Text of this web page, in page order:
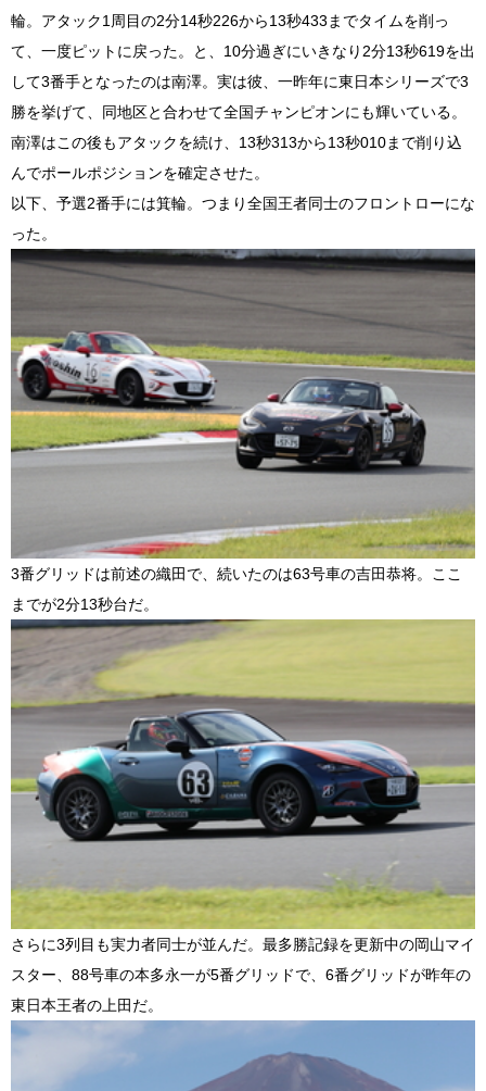
輪。アタック1周目の2分14秒226から13秒433までタイムを削っ
て、一度ピットに戻った。と、10分過ぎにいきなり2分13秒619を出
して3番手となったのは南澤。実は彼、一昨年に東日本シリーズで3
勝を挙げて、同地区と合わせて全国チャンピオンにも輝いている。
南澤はこの後もアタックを続け、13秒313から13秒010まで削り込
んでポールポジションを確定させた。
以下、予選2番手には箕輪。つまり全国王者同士のフロントローにな
った。
3番グリッドは前述の織田で、続いたのは63号車の吉田恭将。ここ
までが2分13秒台だ。
さらに3列目も実力者同士が並んだ。最多勝記録を更新中の岡山マイ
スター、88号車の本多永一が5番グリッドで、6番グリッドが昨年の
東日本王者の上田だ。